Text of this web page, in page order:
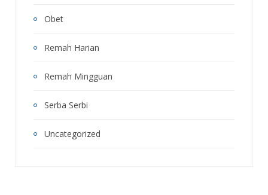
Obet
Remah Harian
Remah Mingguan
Serba Serbi
Uncategorized